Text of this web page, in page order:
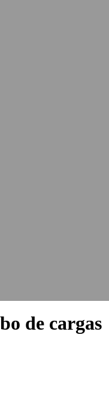
de cargas